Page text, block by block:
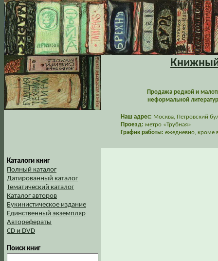
Книжный
Продажа редкой и
неформальной
Наш адрес: Москва, Петровский
Проезд: метро «Трубная»
График работы: ежедневно, кроме
Каталоги книг
Полный каталог
Датированный каталог
Тематический каталог
Каталог авторов
Букинистическое издание
Единственный экземпляр
Авторефераты
CD и DVD
Поиск книг